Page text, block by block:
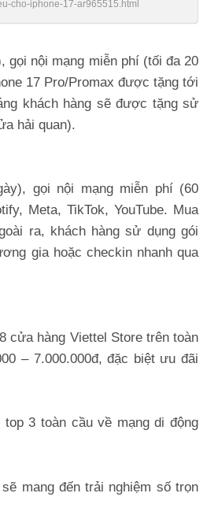
cho-iphone-17-ar965515.html
gọi nội mạng miễn phí (tối đa 20
17 Pro/Promax được tặng tới
khách hàng sẽ được tặng sử
hải quan).
gọi nội mạng miễn phí (60
Meta, TikTok, YouTube. Mua
ra, khách hàng sử dụng gói
gia hoặc checkin nhanh qua
cửa hàng Viettel Store trên toàn
– 7.000.000đ, đặc biệt ưu đãi
3 toàn cầu về mạng di động
mang đến trải nghiệm số trọn